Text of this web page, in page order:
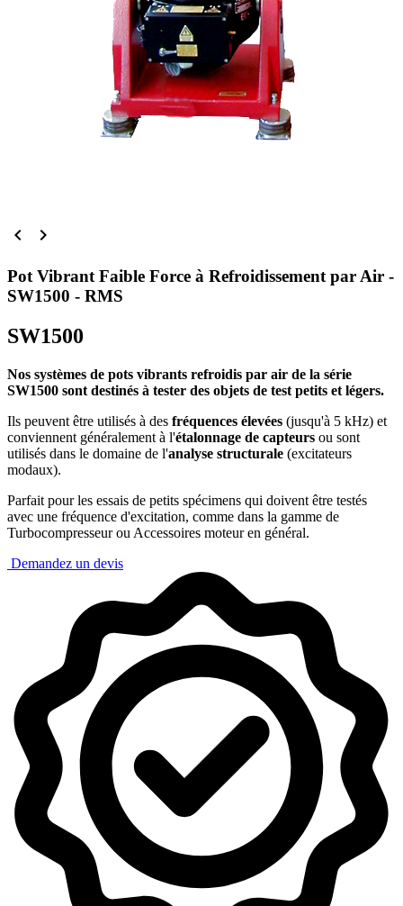
 
Pot Vibrant Faible Force à Refroidissement par Air -
SW1500 - RMS
SW1500
Nos systèmes de pots vibrants refroidis par air de la série
SW1500 sont destinés à tester des objets de test petits et légers.
Ils peuvent être utilisés à des fréquences élevées (jusqu'à 5 kHz) et
conviennent généralement à l'étalonnage de capteurs ou sont
utilisés dans le domaine de l'analyse structurale (excitateurs
modaux).
Parfait pour les essais de petits spécimens qui doivent être testés
avec une fréquence d'excitation, comme dans la gamme de
Turbocompresseur ou Accessoires moteur en général.
Demandez un devis